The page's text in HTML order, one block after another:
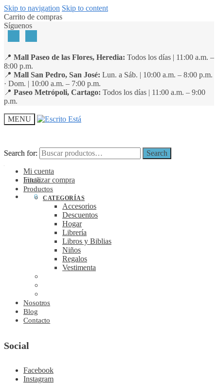
Skip to navigation Skip to content
Carrito de compras
Síguenos
📍 Mall Paseo de las Flores, Heredia: Todos los días | 11:00 a.m. –
8:00 p.m.
📍 Mall San Pedro, San José: Lun. a Sáb. | 10:00 a.m. – 8:00 p.m.
· Dom. | 10:00 a.m. – 7:00 p.m.
📍 Paseo Metrópoli, Cartago: Todos los días | 11:00 a.m. – 9:00
p.m.
MENU
Search for: Search
Mi cuenta
Finalizar compra
0
Search for: Search
Inicio
Productos
CATEGORÍAS
Accesorios
Descuentos
Hogar
Librería
Libros y Biblias
Niños
Regalos
Vestimenta
Nosotros
Blog
Contacto
Social
Facebook
Instagram